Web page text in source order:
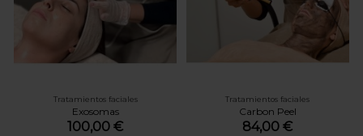
Tratamientos faciales
Exosomas
100,00 €
Tratamientos faciales
Carbon Peel
84,00 €